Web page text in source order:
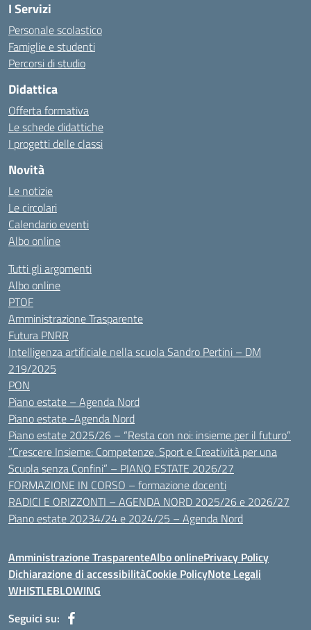
I Servizi
Personale scolastico
Famiglie e studenti
Percorsi di studio
Didattica
Offerta formativa
Le schede didattiche
I progetti delle classi
Novità
Le notizie
Le circolari
Calendario eventi
Albo online
Tutti gli argomenti
Albo online
PTOF
Amministrazione Trasparente
Futura PNRR
Intelligenza artificiale nella scuola Sandro Pertini – DM
219/2025
PON
Piano estate – Agenda Nord
Piano estate -Agenda Nord
Piano estate 2025/26 – “Resta con noi: insieme per il futuro”
“Crescere Insieme: Competenze, Sport e Creatività per una
Scuola senza Confini” – PIANO ESTATE 2026/27
FORMAZIONE IN CORSO – formazione docenti
RADICI E ORIZZONTI – AGENDA NORD 2025/26 e 2026/27
Piano estate 20234/24 e 2024/25 – Agenda Nord
Amministrazione TrasparenteAlbo onlinePrivacy Policy
Dichiarazione di accessibilitàCookie PolicyNote Legali
WHISTLEBLOWING
Seguici su: